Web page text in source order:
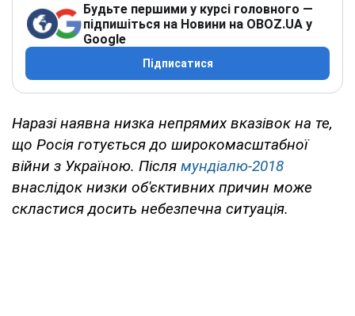
Будьте першими у курсі головного —
підпишіться на Новини на OBOZ.UA у
Google
Підписатися
Наразі наявна низка непрямих вказівок на те,
що Росія готується до широкомасштабної
війни з Україною. Після мундіалю-2018
внаслідок низки об'єктивних причин може
скластися досить небезпечна ситуація.